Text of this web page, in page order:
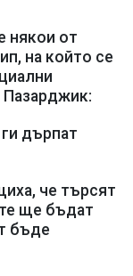
някои от
на който се
Пазарджик:
дърпат
че търсят
ще бъдат
бъде